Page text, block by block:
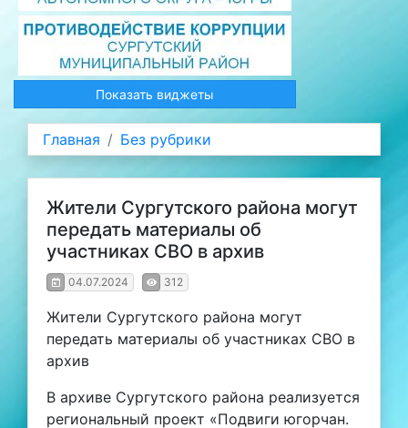
Показать виджеты
Главная Без рубрики
Жители Сургутского района могут
передать материалы об
участниках СВО в архив
04.07.2024 312
Жители Сургутского района могут
передать материалы об участниках СВО в
архив
В архиве Сургутского района реализуется
региональный проект «Подвиги югорчан.